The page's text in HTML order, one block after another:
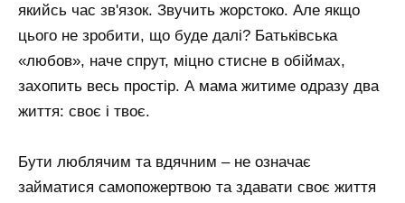
якийсь час зв'язок. Звучить жорстоко. Але якщо
цього не зробити, що буде далі? Батьківська
«любов», наче спрут, міцно стисне в обіймах,
захопить весь простір. А мама житиме одразу два
життя: своє і твоє.
Бути люблячим та вдячним – не означає
займатися самопожертвою та здавати своє життя